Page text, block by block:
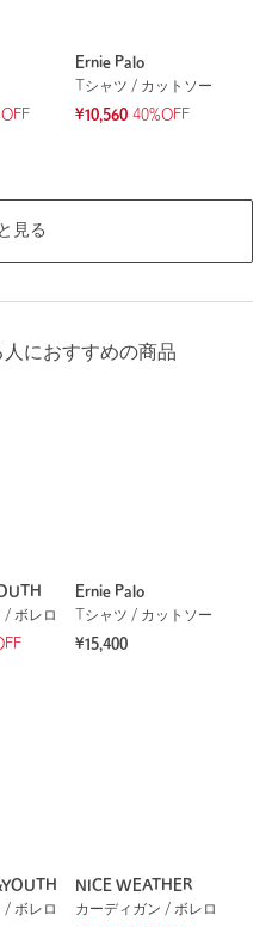
Ernie Palo
Tシャツ / カットソー
¥10,560 40%OFF
見る
におすすめの商品
/ ボレロ
Ernie Palo
Tシャツ / カットソー
¥15,400
/ ボレロ
NICE WEATHER
カーディガン / ボレロ